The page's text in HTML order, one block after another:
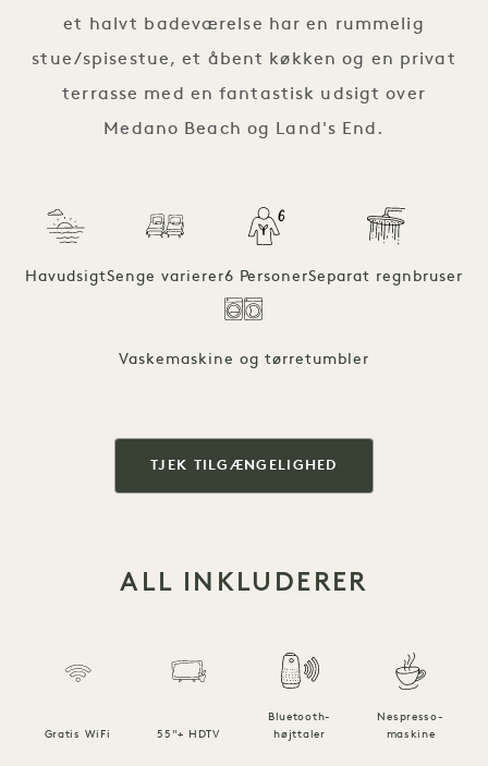
et halvt badeværelse har en rummelig
stue/spisestue, et åbent køkken og en privat
terrasse med en fantastisk udsigt over
Medano Beach og Land's End.
HavudsigtSenge varierer6 PersonerSeparat regnbruser
Vaskemaskine og tørretumbler
TJEK TILGÆNGELIGHED
ALL INKLUDERER
Gratis WiFi 55"+ HDTV
Bluetooth-
højttaler
Nespresso-
maskine